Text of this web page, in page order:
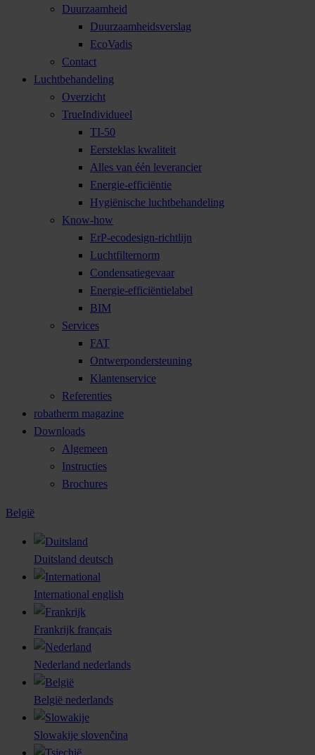
Duurzaamheid
Duurzaamheidsverslag
EcoVadis
Contact
Luchtbehandeling
Overzicht
TrueIndividueel
TI-50
Eersteklas kwaliteit
Alles van één leverancier
Energie-efficiëntie
Hygiënische luchtbehandeling
Know-how
ErP-ecodesign-richtlijn
Luchtfilternorm
Condensatiegevaar
Energie-efficiëntielabel
BIM
Services
FAT
Ontwerpondersteuning
Klantenservice
Referenties
robatherm magazine
Downloads
Algemeen
Instructies
Brochures
België
Duitsland deutsch
International english
Frankrijk français
Nederland nederlands
België nederlands
Slowakije slovenčina